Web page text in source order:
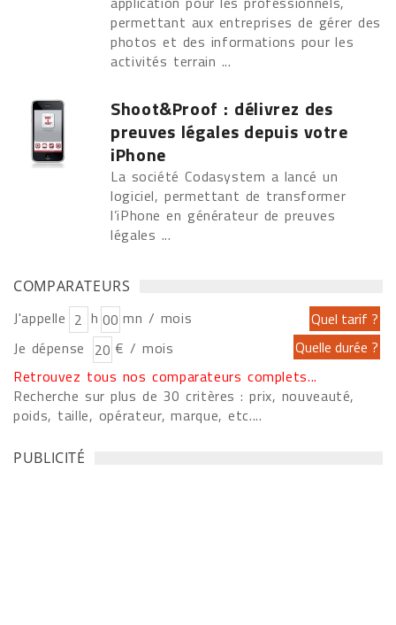
permettant aux entreprises de gérer des
photos et des informations pour les
activités terrain ...
Shoot&Proof : délivrez des
preuves légales depuis votre
iPhone
La société Codasystem a lancé un
logiciel, permettant de transformer
l’iPhone en générateur de preuves
légales ...
COMPARATEURS
J'appelle h
mn / mois
Je dépense
€ / mois
Retrouvez tous nos comparateurs complets...
Recherche sur plus de 30 critères : prix, nouveauté,
poids, taille, opérateur, marque, etc....
PUBLICITÉ